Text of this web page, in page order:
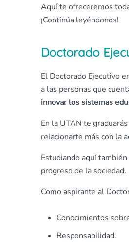
Aquí te ofreceremos
¡Continúa leyéndonos!
Doctorado
El Doctorado Ejecutivo
a las personas que
innovar los sistemas
En la UTAN te
relacionarte más con la
Estudiando aquí también
progreso de la sociedad.
Como aspirante al
Conocimientos
Responsabilidad.